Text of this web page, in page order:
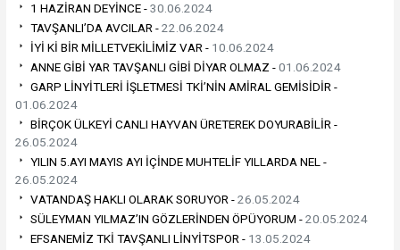
1 HAZİRAN DEYİNCE -30.06.2024
TAVŞANLI’DA AVCILAR -22.06.2024
İYİ Kİ BİR MİLLETVEKİLİMİZ VAR - 10.06.2024
ANNE GİBİ YAR TAVŞANLI GİBİ DİYAR OLMAZ -01.06.2024
GARP LİNYİTLERİ İŞLETMESİ TKİ’NİN AMİRAL GEMİSİDİR -
01.06.2024
BİRÇOK ÜLKEYİ CANLI HAYVAN ÜRETEREK DOYURABİLİR -
26.05.2024
YILIN 5.AYI MAYIS AYI İÇİNDE MUHTELİF YILLARDA NEL -
26.05.2024
VATANDAŞ HAKLI OLARAK SORUYOR -26.05.2024
SÜLEYMAN YILMAZ’IN GÖZLERİNDEN ÖPÜYORUM -20.05.2024
EFSANEMİZ TKİ TAVŞANLI LİNYİTSPOR - 13.05.2024